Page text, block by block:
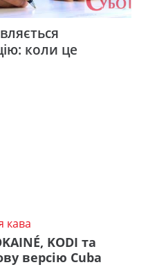
коли це
кава
KODI та
версію Cuba